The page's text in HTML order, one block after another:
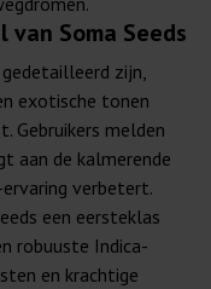
van Soma Seeds
zijn,
exotische tonen
Gebruikers melden
aan de kalmerende
verbetert.
een eersteklas
robuuste Indica-
en krachtige